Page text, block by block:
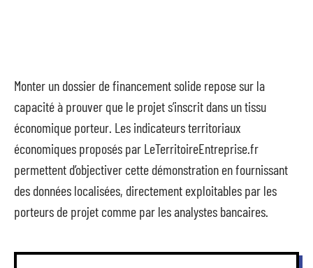
Monter un dossier de financement solide repose sur la
capacité à prouver que le projet s’inscrit dans un tissu
économique porteur. Les indicateurs territoriaux
économiques proposés par LeTerritoireEntreprise.fr
permettent d’objectiver cette démonstration en fournissant
des données localisées, directement exploitables par les
porteurs de projet comme par les analystes bancaires.